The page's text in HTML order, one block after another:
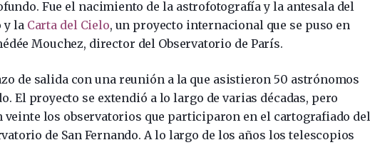
Fue el nacimiento de la astrofotografía y la antesala del
y la Carta del Cielo, un proyecto internacional que se puso en
Mouchez, director del Observatorio de París.
de salida con una reunión a la que asistieron 50 astrónomos
El proyecto se extendió a lo largo de varias décadas, pero
veinte los observatorios que participaron en el cartografiado del
de San Fernando. A lo largo de los años los telescopios